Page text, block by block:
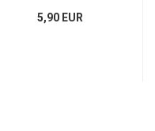
5,90 EUR